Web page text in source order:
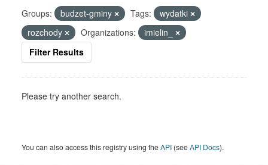
Groups: budzet-gminy Tags:
wydatki
rozchody
Organizations:
imielin_
Filter Results
Please try another search.
You can also access this registry using theAPI (seeAPI Docs).